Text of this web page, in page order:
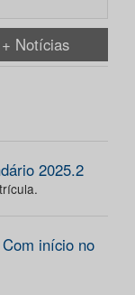
+ Notícias
2025.2
início no